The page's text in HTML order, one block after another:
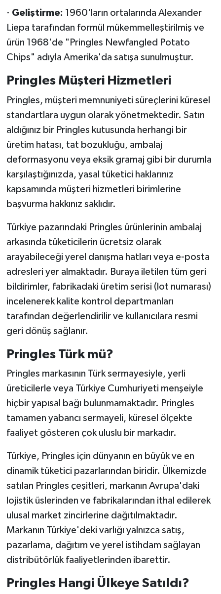
· Geliştirme: 1960'ların ortalarında Alexander
Liepa tarafından formül mükemmelleştirilmiş ve
ürün 1968'de "Pringles Newfangled Potato
Chips" adıyla Amerika'da satışa sunulmuştur.
Pringles Müşteri Hizmetleri
Pringles, müşteri memnuniyeti süreçlerini küresel
standartlara uygun olarak yönetmektedir. Satın
aldığınız bir Pringles kutusunda herhangi bir
üretim hatası, tat bozukluğu, ambalaj
deformasyonu veya eksik gramaj gibi bir durumla
karşılaştığınızda, yasal tüketici haklarınız
kapsamında müşteri hizmetleri birimlerine
başvurma hakkınız saklıdır.
Türkiye pazarındaki Pringles ürünlerinin ambalaj
arkasında tüketicilerin ücretsiz olarak
arayabileceği yerel danışma hatları veya e-posta
adresleri yer almaktadır. Buraya iletilen tüm geri
bildirimler, fabrikadaki üretim serisi (lot numarası)
incelenerek kalite kontrol departmanları
tarafından değerlendirilir ve kullanıcılara resmi
geri dönüş sağlanır.
Pringles Türk mü?
Pringles markasının Türk sermayesiyle, yerli
üreticilerle veya Türkiye Cumhuriyeti menşeiyle
hiçbir yapısal bağı bulunmamaktadır. Pringles
tamamen yabancı sermayeli, küresel ölçekte
faaliyet gösteren çok uluslu bir markadır.
Türkiye, Pringles için dünyanın en büyük ve en
dinamik tüketici pazarlarından biridir. Ülkemizde
satılan Pringles çeşitleri, markanın Avrupa'daki
lojistik üslerinden ve fabrikalarından ithal edilerek
ulusal market zincirlerine dağıtılmaktadır.
Markanın Türkiye'deki varlığı yalnızca satış,
pazarlama, dağıtım ve yerel istihdam sağlayan
distribütörlük faaliyetlerinden ibarettir.
Pringles Hangi Ülkeye Satıldı?